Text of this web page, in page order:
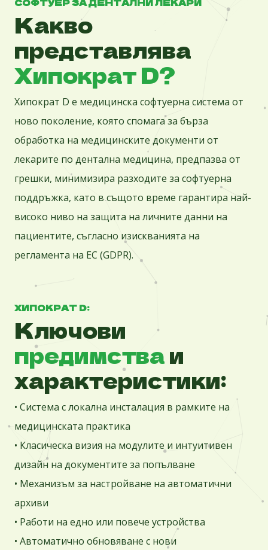
СОФТУЕР ЗА ДЕНТАЛНИ ЛЕКАРИ
Какво
представлява
Хипократ D?
Хипократ D e медицинска софтуерна система от
ново поколение, която спомага за бърза
обработка на медицинските документи от
лекарите по дентална медицина, предпазва от
грешки, минимизира разходите за софтуерна
поддръжка, като в същото време гарантира най-
високо ниво на защита на личните данни на
пациентите, съгласно изискванията на
регламента на ЕС (GDPR).
ХИПОКРАТ D:
Ключови
предимстваи
характеристики:
• Система с локална инсталация в рамките на
медицинската практика
• Класическа визия на модулите и интуитивен
дизайн на документите за попълване
• Механизъм за настройване на автоматични
архиви
• Работи на едно или повече устройства
• Автоматично обновяване с нови